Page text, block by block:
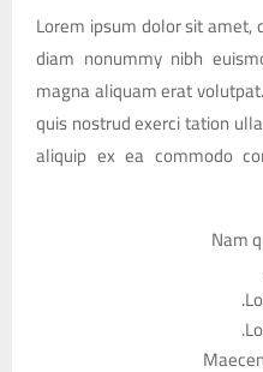
Lorem ipsum dolor sit amet,
diam nonummy nibh
magna aliquam erat
quis nostrud exerci tation
aliquip ex ea commodo
Nam